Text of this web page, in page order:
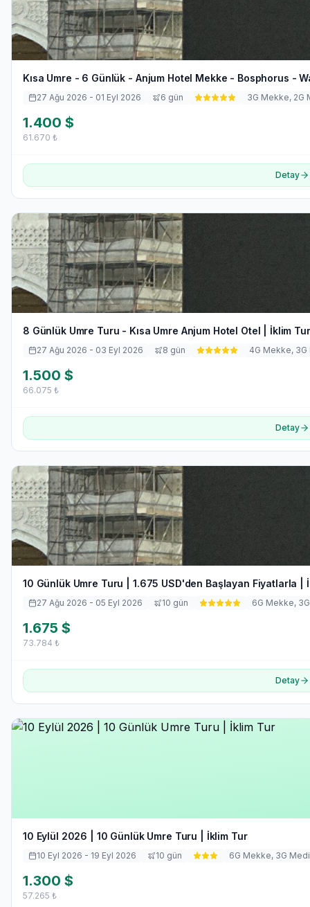
Kısa Umre - 6 Günlük - Anjum Hotel Mekke - Bosphorus -
27 Ağu 2026 - 01 Eyl 2026 6 gün 3G Mekke, 2G
1.400 $
61.670 ₺
Detay
8 Günlük Umre Turu - Kısa Umre Anjum Hotel Otel | İklim Tur
27 Ağu 2026 - 03 Eyl 2026 8 gün 4G Mekke, 3
1.500 $
66.075 ₺
Detay
10 Günlük Umre Turu | 1.675 USD'den Başlayan Fiyatlarla |
27 Ağu 2026 - 05 Eyl 2026 10 gün 6G Mekke, 3
1.675 $
73.784 ₺
Detay
10 Eylül 2026 | 10 Günlük Umre Turu | İklim Tur
10 Eyl 2026 - 19 Eyl 2026 10 gün 6G Mekke, 3G
1.300 $
57.265 ₺